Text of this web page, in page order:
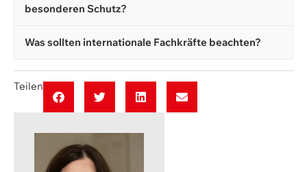
besonderen Schutz?
Was sollten internationale Fachkräfte beachten?
Teilen